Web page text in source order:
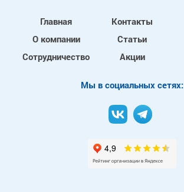
Главная
О компании
Сотрудничество
Контакты
Статьи
Акции
Mы в социальных сетях: